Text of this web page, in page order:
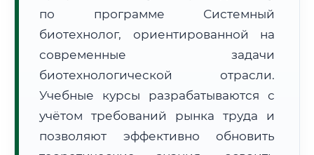
Расчет логистики оригиналов:
~3 858 км
• Экспресс-доставка СДЭК / Почтой:6–8 рабочих дней
ФИС ФРДО
по программе Системный
биотехнолог, ориентированной на
современные задачи
биотехнологической отрасли.
Учебные курсы разрабатываются с
учётом требований рынка труда и
позволяют эффективно обновить